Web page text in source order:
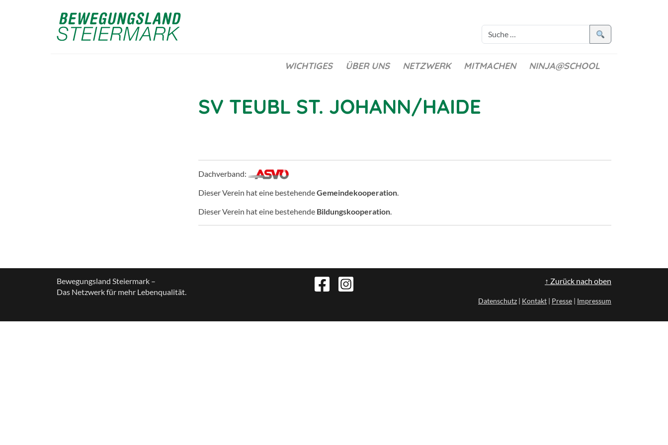
WICHTIGES ÜBER UNS NETZWERK MITMACHEN NINJA@SCHOOL
SV TEUBL ST. JOHANN/HAIDE
Dachverband:
Dieser Verein hat eine bestehendeGemeindekooperation.
Dieser Verein hat eine bestehende Bildungskooperation.
Bewegungsland Steiermark –
Das Netzwerk für mehr Lebenqualität.
↑ Zurück nach oben
Datenschutz | Kontakt | Presse | Impressum